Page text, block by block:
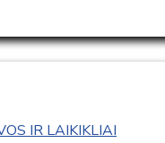
IR LAIKIKLIAI